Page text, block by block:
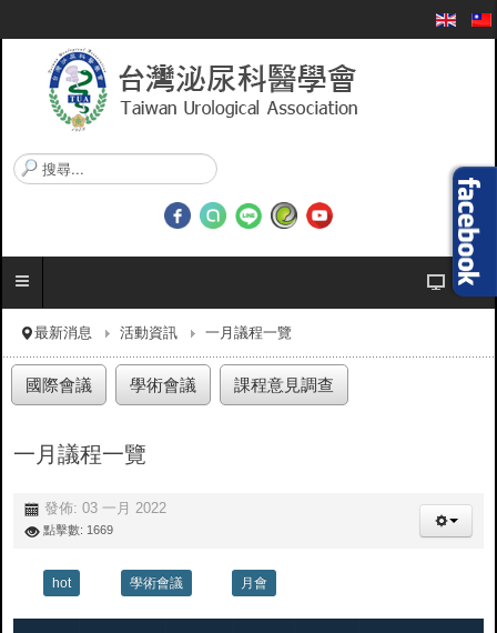
搜
尋
.
最新消息 活動資訊 一月議程一覽
國際會議 學術會議 課程意見調查
一月議程一覽
發佈: 03 一月 2022
點擊數: 1669
hot 學術會議 月會